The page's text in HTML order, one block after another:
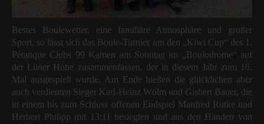
Bestes Boulewetter, eine familiäre Atmosphäre und großer
Sport, so lässt sich das Boule-Turnier um den „Kiwi Cup“ des 1.
Pétanque Clubs 99 Kamen am Sonntag im „Boulodrome“ auf
der Lüner Höhe zusammenfassen, der in diesem Jahr zum 16.
Mal ausgespielt wurde. Am Ende hießen die glücklichen aber
auch verdienten Sieger Karl-Heinz Wölm und Gisbert Bauer, die
in einem bis zum Schluss offenen Endspiel Manfred Rutke und
Herbert Philipp mit 13:11 besiegten und aus den Händen von